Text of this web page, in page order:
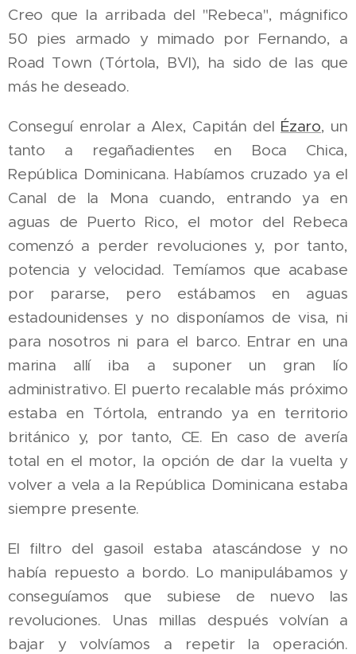
Creo que la arribada del "Rebeca", mágnifico
50 pies armado y mimado por Fernando, a
Road Town (Tórtola, BVI), ha sido de las que
más he deseado.
Conseguí enrolar a Alex, Capitán del Ézaro, un
tanto a regañadientes en Boca Chica,
República Dominicana. Habíamos cruzado ya el
Canal de la Mona cuando, entrando ya en
aguas de Puerto Rico, el motor del Rebeca
comenzó a perder revoluciones y, por tanto,
potencia y velocidad. Temíamos que acabase
por pararse, pero estábamos en aguas
estadounidenses y no disponíamos de visa, ni
para nosotros ni para el barco. Entrar en una
marina allí iba a suponer un gran lío
administrativo. El puerto recalable más próximo
estaba en Tórtola, entrando ya en territorio
británico y, por tanto, CE. En caso de avería
total en el motor, la opción de dar la vuelta y
volver a vela a la República Dominicana estaba
siempre presente.
El filtro del gasoil estaba atascándose y no
había repuesto a bordo. Lo manipulábamos y
conseguíamos que subiese de nuevo las
revoluciones. Unas millas después volvían a
bajar y volvíamos a repetir la operación.